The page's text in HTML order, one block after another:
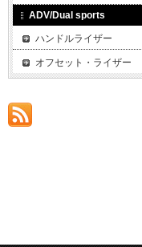
ADV/Dual sports
ハンドルライザー
オフセット・ライザー